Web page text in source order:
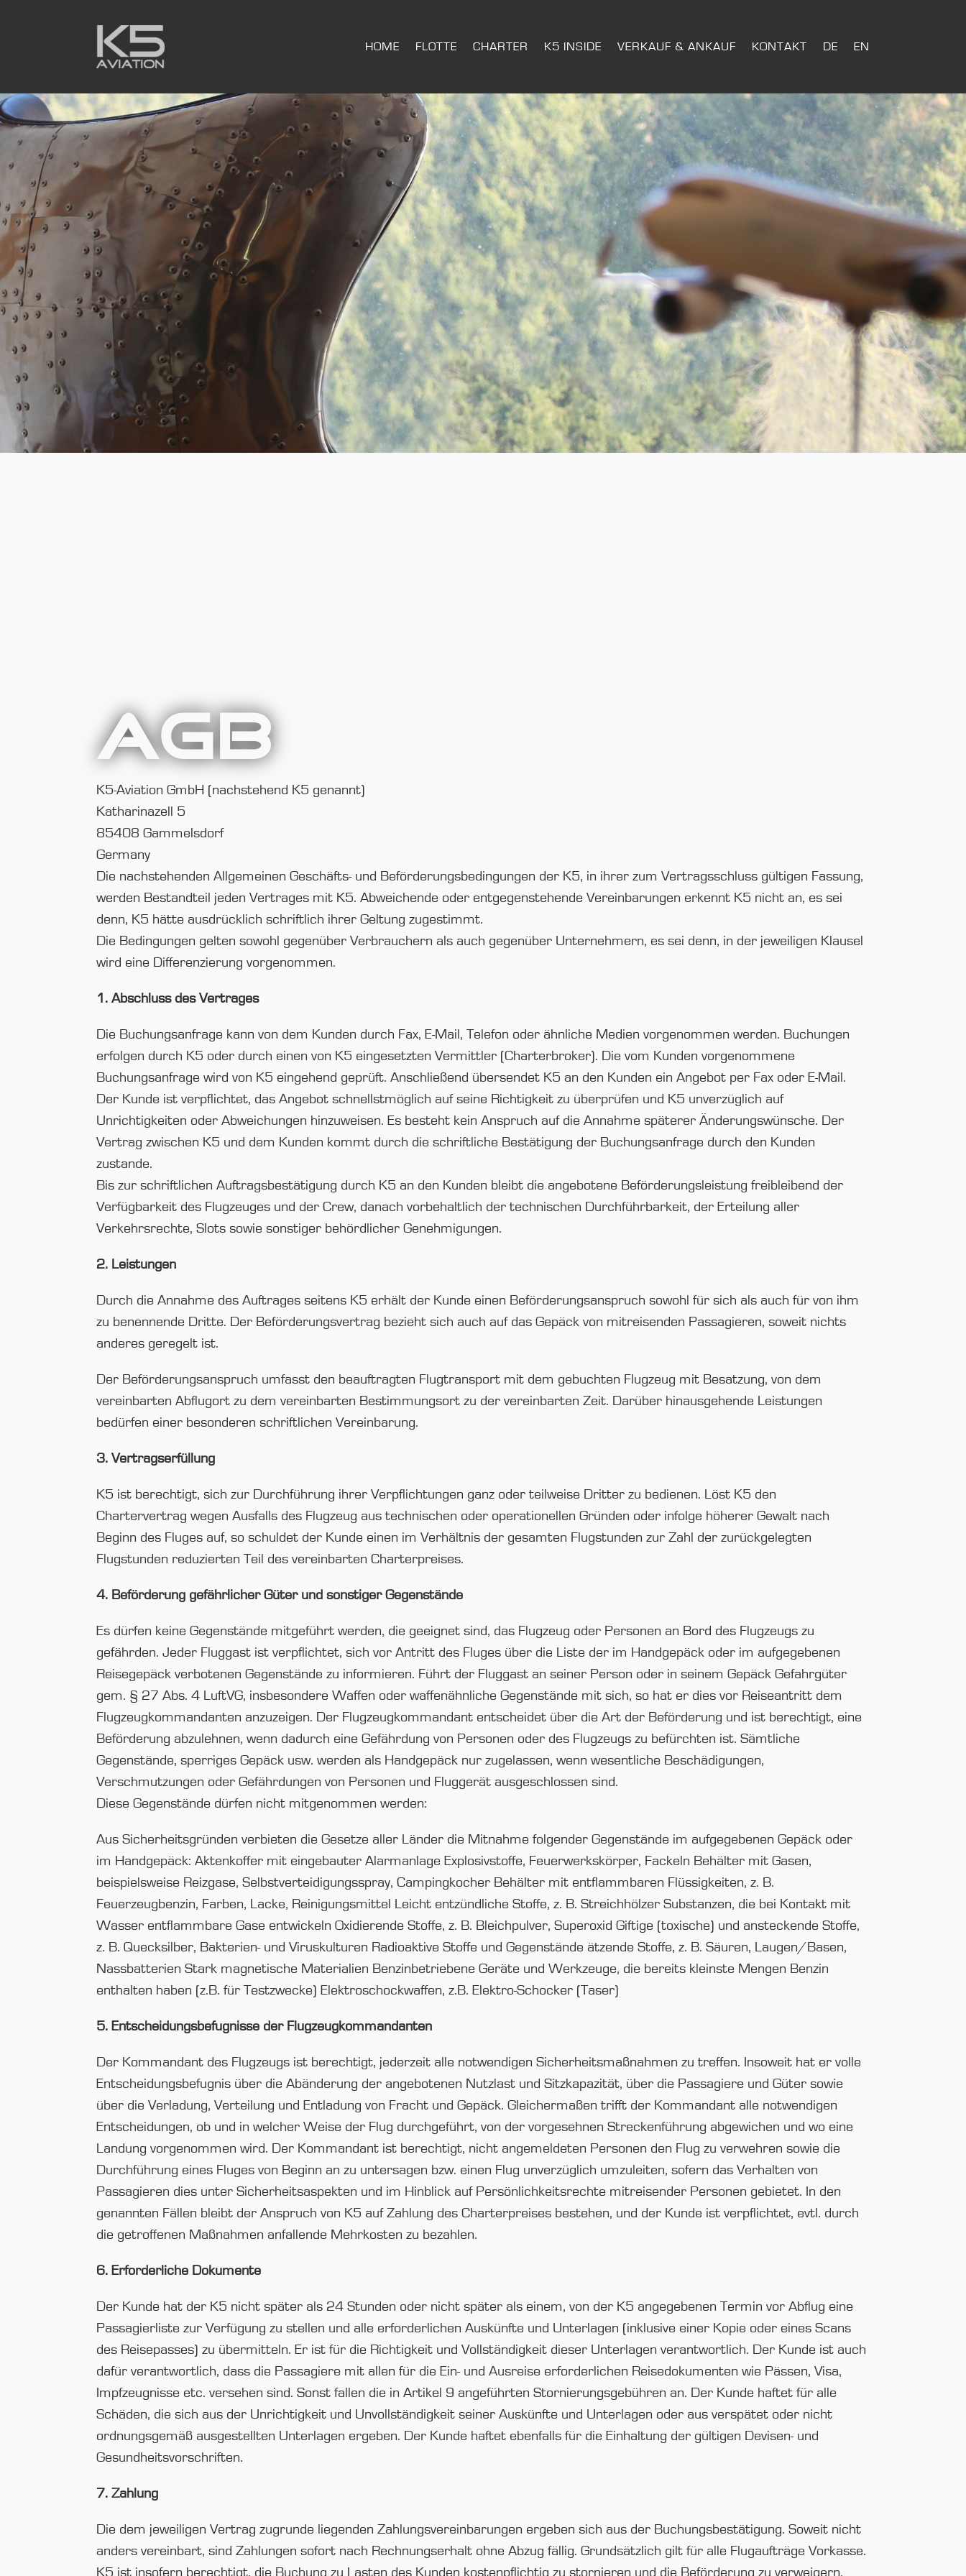
HOME FLOTTE CHARTER K5 INSIDE VERKAUF & ANKAUF KONTAKT DE EN
AGB
K5-Aviation GmbH (nachstehend K5 genannt)
Katharinazell 5
85408 Gammelsdorf
Germany
Die nachstehenden Allgemeinen Geschäfts- und Beförderungsbedingungen der K5, in ihrer zum Vertragsschluss gültigen Fassung,
werden Bestandteil jeden Vertrages mit K5. Abweichende oder entgegenstehende Vereinbarungen erkennt K5 nicht an, es sei
denn, K5 hätte ausdrücklich schriftlich ihrer Geltung zugestimmt.
Die Bedingungen gelten sowohl gegenüber Verbrauchern als auch gegenüber Unternehmern, es sei denn, in der jeweiligen Klausel
wird eine Differenzierung vorgenommen.
1. Abschluss des Vertrages
Die Buchungsanfrage kann von dem Kunden durch Fax, E-Mail, Telefon oder ähnliche Medien vorgenommen werden. Buchungen
erfolgen durch K5 oder durch einen von K5 eingesetzten Vermittler (Charterbroker). Die vom Kunden vorgenommene
Buchungsanfrage wird von K5 eingehend geprüft. Anschließend übersendet K5 an den Kunden ein Angebot per Fax oder E-Mail.
Der Kunde ist verpflichtet, das Angebot schnellstmöglich auf seine Richtigkeit zu überprüfen und K5 unverzüglich auf
Unrichtigkeiten oder Abweichungen hinzuweisen. Es besteht kein Anspruch auf die Annahme späterer Änderungswünsche. Der
Vertrag zwischen K5 und dem Kunden kommt durch die schriftliche Bestätigung der Buchungsanfrage durch den Kunden
zustande.
Bis zur schriftlichen Auftragsbestätigung durch K5 an den Kunden bleibt die angebotene Beförderungsleistung freibleibend der
Verfügbarkeit des Flugzeuges und der Crew, danach vorbehaltlich der technischen Durchführbarkeit, der Erteilung aller
Verkehrsrechte, Slots sowie sonstiger behördlicher Genehmigungen.
2. Leistungen
Durch die Annahme des Auftrages seitens K5 erhält der Kunde einen Beförderungsanspruch sowohl für sich als auch für von ihm
zu benennende Dritte. Der Beförderungsvertrag bezieht sich auch auf das Gepäck von mitreisenden Passagieren, soweit nichts
anderes geregelt ist.
Der Beförderungsanspruch umfasst den beauftragten Flugtransport mit dem gebuchten Flugzeug mit Besatzung, von dem
vereinbarten Abflugort zu dem vereinbarten Bestimmungsort zu der vereinbarten Zeit. Darüber hinausgehende Leistungen
bedürfen einer besonderen schriftlichen Vereinbarung.
3. Vertragserfüllung
K5 ist berechtigt, sich zur Durchführung ihrer Verpflichtungen ganz oder teilweise Dritter zu bedienen. Löst K5 den
Chartervertrag wegen Ausfalls des Flugzeug aus technischen oder operationellen Gründen oder infolge höherer Gewalt nach
Beginn des Fluges auf, so schuldet der Kunde einen im Verhältnis der gesamten Flugstunden zur Zahl der zurückgelegten
Flugstunden reduzierten Teil des vereinbarten Charterpreises.
4. Beförderung gefährlicher Güter und sonstiger Gegenstände
Es dürfen keine Gegenstände mitgeführt werden, die geeignet sind, das Flugzeug oder Personen an Bord des Flugzeugs zu
gefährden. Jeder Fluggast ist verpflichtet, sich vor Antritt des Fluges über die Liste der im Handgepäck oder im aufgegebenen
Reisegepäck verbotenen Gegenstände zu informieren. Führt der Fluggast an seiner Person oder in seinem Gepäck Gefahrgüter
gem. § 27 Abs. 4 LuftVG, insbesondere Waffen oder waffenähnliche Gegenstände mit sich, so hat er dies vor Reiseantritt dem
Flugzeugkommandanten anzuzeigen. Der Flugzeugkommandant entscheidet über die Art der Beförderung und ist berechtigt, eine
Beförderung abzulehnen, wenn dadurch eine Gefährdung von Personen oder des Flugzeugs zu befürchten ist. Sämtliche
Gegenstände, sperriges Gepäck usw. werden als Handgepäck nur zugelassen, wenn wesentliche Beschädigungen,
Verschmutzungen oder Gefährdungen von Personen und Fluggerät ausgeschlossen sind.
Diese Gegenstände dürfen nicht mitgenommen werden:
Aus Sicherheitsgründen verbieten die Gesetze aller Länder die Mitnahme folgender Gegenstände im aufgegebenen Gepäck oder
im Handgepäck: Aktenkoffer mit eingebauter Alarmanlage Explosivstoffe, Feuerwerkskörper, Fackeln Behälter mit Gasen,
beispielsweise Reizgase, Selbstverteidigungsspray, Campingkocher Behälter mit entflammbaren Flüssigkeiten, z. B.
Feuerzeugbenzin, Farben, Lacke, Reinigungsmittel Leicht entzündliche Stoffe, z. B. Streichhölzer Substanzen, die bei Kontakt mit
Wasser entflammbare Gase entwickeln Oxidierende Stoffe, z. B. Bleichpulver, Superoxid Giftige (toxische) und ansteckende Stoffe,
z. B. Quecksilber, Bakterien- und Viruskulturen Radioaktive Stoffe und Gegenstände ätzende Stoffe, z. B. Säuren, Laugen/Basen,
Nassbatterien Stark magnetische Materialien Benzinbetriebene Geräte und Werkzeuge, die bereits kleinste Mengen Benzin
enthalten haben (z.B. für Testzwecke) Elektroschockwaffen, z.B. Elektro-Schocker (Taser)
5. Entscheidungsbefugnisse der Flugzeugkommandanten
Der Kommandant des Flugzeugs ist berechtigt, jederzeit alle notwendigen Sicherheitsmaßnahmen zu treffen. Insoweit hat er volle
Entscheidungsbefugnis über die Abänderung der angebotenen Nutzlast und Sitzkapazität, über die Passagiere und Güter sowie
über die Verladung, Verteilung und Entladung von Fracht und Gepäck. Gleichermaßen trifft der Kommandant alle notwendigen
Entscheidungen, ob und in welcher Weise der Flug durchgeführt, von der vorgesehnen Streckenführung abgewichen und wo eine
Landung vorgenommen wird. Der Kommandant ist berechtigt, nicht angemeldeten Personen den Flug zu verwehren sowie die
Durchführung eines Fluges von Beginn an zu untersagen bzw. einen Flug unverzüglich umzuleiten, sofern das Verhalten von
Passagieren dies unter Sicherheitsaspekten und im Hinblick auf Persönlichkeitsrechte mitreisender Personen gebietet. In den
genannten Fällen bleibt der Anspruch von K5 auf Zahlung des Charterpreises bestehen, und der Kunde ist verpflichtet, evtl. durch
die getroffenen Maßnahmen anfallende Mehrkosten zu bezahlen.
6. Erforderliche Dokumente
Der Kunde hat der K5 nicht später als 24 Stunden oder nicht später als einem, von der K5 angegebenen Termin vor Abflug eine
Passagierliste zur Verfügung zu stellen und alle erforderlichen Auskünfte und Unterlagen (inklusive einer Kopie oder eines Scans
des Reisepasses) zu übermitteln. Er ist für die Richtigkeit und Vollständigkeit dieser Unterlagen verantwortlich. Der Kunde ist auch
dafür verantwortlich, dass die Passagiere mit allen für die Ein- und Ausreise erforderlichen Reisedokumenten wie Pässen, Visa,
Impfzeugnisse etc. versehen sind. Sonst fallen die in Artikel 9 angeführten Stornierungsgebühren an. Der Kunde haftet für alle
Schäden, die sich aus der Unrichtigkeit und Unvollständigkeit seiner Auskünfte und Unterlagen oder aus verspätet oder nicht
ordnungsgemäß ausgestellten Unterlagen ergeben. Der Kunde haftet ebenfalls für die Einhaltung der gültigen Devisen- und
Gesundheitsvorschriften.
7. Zahlung
Die dem jeweiligen Vertrag zugrunde liegenden Zahlungsvereinbarungen ergeben sich aus der Buchungsbestätigung. Soweit nicht
anders vereinbart, sind Zahlungen sofort nach Rechnungserhalt ohne Abzug fällig. Grundsätzlich gilt für alle Flugaufträge Vorkasse.
K5 ist insofern berechtigt, die Buchung zu Lasten des Kunden kostenpflichtig zu stornieren und die Beförderung zu verweigern,